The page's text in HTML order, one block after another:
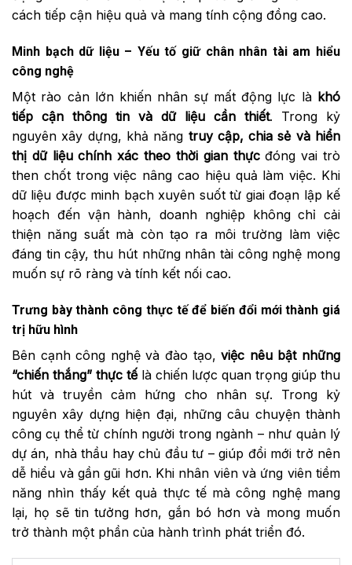
cách tiếp cận hiệu quả và mang tính cộng đồng cao.
Minh bạch dữ liệu – Yếu tố giữ chân nhân tài am hiểu
công nghệ
Một rào cản lớn khiến nhân sự mất động lực là khó
tiếp cận thông tin và dữ liệu cần thiết. Trong kỷ
nguyên xây dựng, khả năng truy cập, chia sẻ và hiển
thị dữ liệu chính xác theo thời gian thựcđóng vai trò
then chốt trong việc nâng cao hiệu quả làm việc. Khi
dữ liệu được minh bạch xuyên suốt từ giai đoạn lập kế
hoạch đến vận hành, doanh nghiệp không chỉ cải
thiện năng suất mà còn tạo ra môi trường làm việc
đáng tin cậy, thu hút những nhân tài công nghệ mong
muốn sự rõ ràng và tính kết nối cao.
Trưng bày thành công thực tế để biến đổi mới thành giá
trị hữu hình
Bên cạnh công nghệ và đào tạo,việc nêu bật những
“chiến thắng” thực tếlà chiến lược quan trọng giúp thu
hút và truyền cảm hứng cho nhân sự. Trong kỷ
nguyên xây dựng hiện đại, những câu chuyện thành
công cụ thể từ chính người trong ngành – như quản lý
dự án, nhà thầu hay chủ đầu tư – giúp đổi mới trở nên
dễ hiểu và gần gũi hơn. Khi nhân viên và ứng viên tiềm
năng nhìn thấy kết quả thực tế mà công nghệ mang
lại, họ sẽ tin tưởng hơn, gắn bó hơn và mong muốn
trở thành một phần của hành trình phát triển đó.